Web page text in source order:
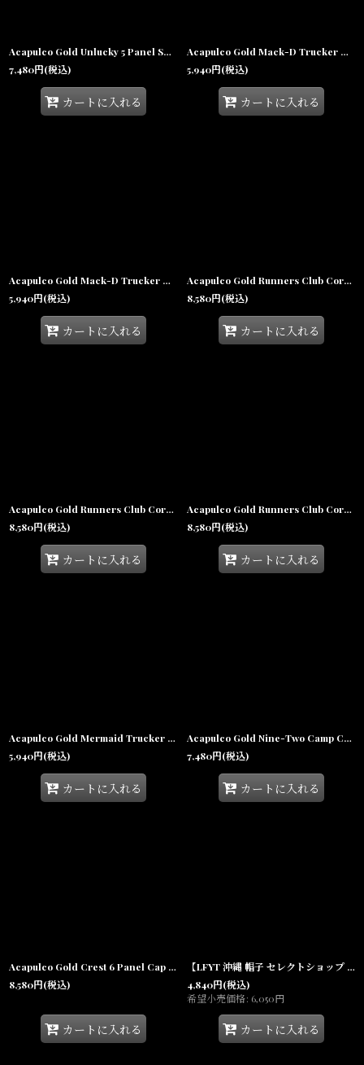
Acapulco Gold Unlucky 5 Panel Snapback Black アカプルコゴールド アンラッキー 5パネル スナップバック ナイロンキャップ 帽子
7,480円(税込)
カートに入れる
Acapulco Gold Mack-D Trucker Cap Camo アカプルコゴールド トラッカーキャップ メッシュキャップ ハイクラウン 帽子
5,940円(税込)
カートに入れる
Acapulco Gold Mack-D Trucker Cap Black アカプルコゴールド トラッカーキャップ メッシュキャップ ハイクラウン 帽子
5,940円(税込)
カートに入れる
Acapulco Gold Runners Club Corduroy Boat Cap Green アカプルコゴールド ランナーズクラブ コーデュロイ ボートキャップ 5パネルキャップ 帽子
8,580円(税込)
カートに入れる
Acapulco Gold Runners Club Corduroy Boat Cap Navy アカプルコゴールド ランナーズクラブ コーデュロイ ボートキャップ 5パネルキャップ 帽子
8,580円(税込)
カートに入れる
Acapulco Gold Runners Club Corduroy Boat Cap Black アカプルコゴールド ランナーズクラブ コーデュロイ ボートキャップ 5パネルキャップ 帽子
8,580円(税込)
カートに入れる
Acapulco Gold Mermaid Trucker Cap Black アカプルコゴールド マーメイド トラッカーキャップ メッシュキャップ 帽子
5,940円(税込)
カートに入れる
Acapulco Gold Nine-Two Camp Cap Black ロゴ キャンプ キャップ
7,480円(税込)
カートに入れる
Acapulco Gold Crest 6 Panel Cap Green クレスト エンブレム ロゴ パネル キャップ
8,580円(税込)
カートに入れる
【LFYT 沖縄 帽子 セレクトショップ 通販】 Logo Beanie ロゴ ニット キャップ ビーニー
4,840円(税込)
希望小売価格: 6,050円
カートに入れる